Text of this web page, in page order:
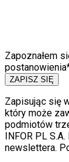
Zapoznałem
ZAPISZ SIĘ
Zapisując się
który może
podmiotów
INFOR PL
newslettera.